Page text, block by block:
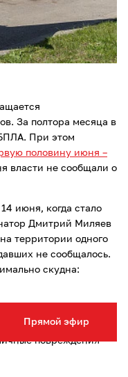
Прямой эфир
За полтора месяца в
При этом
половину июня –
власти не сообщали о
июня, когда стало
Дмитрий Миляев
территории одного
не сообщалось.
скудна:
к трагедии. Власти
трое пострадали, в
повреждения